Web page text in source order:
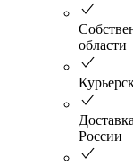
области
России